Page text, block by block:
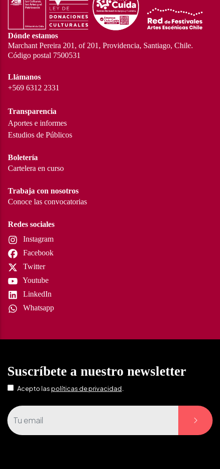
Dónde estamos
Marchant Pereira 201, of 201, Providencia, Santiago, Chile.
Código postal 7500531
Llámanos
+569 6312 2331
Transparencia
Aportes e informes
Estudios de Públicos
Boletería
Cartelera en curso
Trabaja con nosotros
Conoce las convocatorias
Redes sociales
Instagram
Facebook
Twitter
Youtube
LinkedIn
Whatsapp
Suscríbete a nuestro newsletter
Acepto laspolíticas de privacidad.